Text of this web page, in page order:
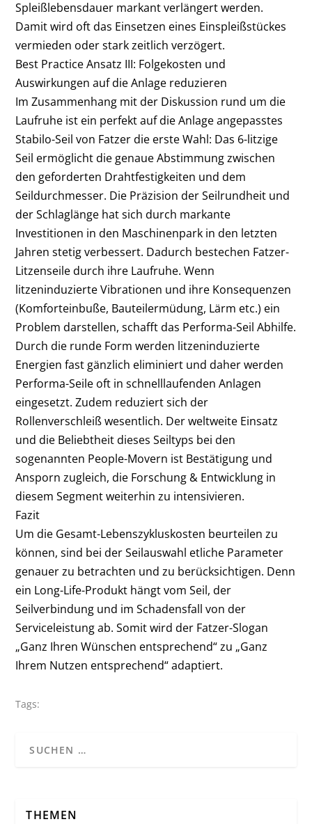
Spleißlebensdauer markant verlängert werden.
Damit wird oft das Einsetzen eines Einspleißstückes
vermieden oder stark zeitlich verzögert.
Best Practice Ansatz III: Folgekosten und
Auswirkungen auf die Anlage reduzieren
Im Zusammenhang mit der Diskussion rund um die
Laufruhe ist ein perfekt auf die Anlage angepasstes
Stabilo-Seil von Fatzer die erste Wahl: Das 6-litzige
Seil ermöglicht die genaue Abstimmung zwischen
den geforderten Drahtfestigkeiten und dem
Seildurchmesser. Die Präzision der Seilrundheit und
der Schlaglänge hat sich durch markante
Investitionen in den Maschinenpark in den letzten
Jahren stetig verbessert. Dadurch bestechen Fatzer-
Litzenseile durch ihre Laufruhe. Wenn
litzeninduzierte Vibrationen und ihre Konsequenzen
(Komforteinbuße, Bauteilermüdung, Lärm etc.) ein
Problem darstellen, schafft das Performa-Seil Abhilfe.
Durch die runde Form werden litzeninduzierte
Energien fast gänzlich eliminiert und daher werden
Performa-Seile oft in schnelllaufenden Anlagen
eingesetzt. Zudem reduziert sich der
Rollenverschleiß wesentlich. Der weltweite Einsatz
und die Beliebtheit dieses Seiltyps bei den
sogenannten People-Movern ist Bestätigung und
Ansporn zugleich, die Forschung & Entwicklung in
diesem Segment weiterhin zu intensivieren.
Fazit
Um die Gesamt-Lebenszykluskosten beurteilen zu
können, sind bei der Seilauswahl etliche Parameter
genauer zu betrachten und zu berücksichtigen. Denn
ein Long-Life-Produkt hängt vom Seil, der
Seilverbindung und im Schadensfall von der
Serviceleistung ab. Somit wird der Fatzer-Slogan
„Ganz Ihren Wünschen entsprechend“ zu „Ganz
Ihrem Nutzen entsprechend“ adaptiert.
Tags:
THEMEN